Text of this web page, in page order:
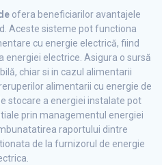
ofera beneficiarilor avantajele
Aceste sisteme pot functiona
cu energie electrică, fiind
energiei electrice. Asigura o sursă
chiar si in cazul alimentarii
alimentarii cu energie de
stocare a energiei instalate pot
prin managementul energiei
raportului dintre
de la furnizorul de energie